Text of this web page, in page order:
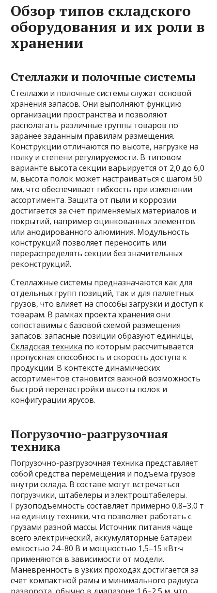
Обзор типов складского
оборудования и их роли в
хранении
Стеллажи и полочные системы
Стеллажи и полочные системы служат основой
хранения запасов. Они выполняют функцию
организации пространства и позволяют
располагать различные группы товаров по
заранее заданным правилам размещения.
Конструкции отличаются по высоте, нагрузке на
полку и степени регулируемости. В типовом
варианте высота секции варьируется от 2,0 до 6,0
м, высота полок может настраиваться с шагом 50
мм, что обеспечивает гибкость при изменении
ассортимента. Защита от пыли и коррозии
достигается за счет применяемых материалов и
покрытий, например оцинкованных элементов
или анодированного алюминия. Модульность
конструкций позволяет переносить или
перераспределять секции без значительных
реконструкций.
Стеллажные системы предназначаются как для
отдельных групп позиций, так и для паллетных
грузов, что влияет на способы загрузки и доступ к
товарам. В рамках проекта хранения они
сопоставимы с базовой схемой размещения
запасов: запасные позиции образуют единицы,
Складская техника по которым рассчитывается
пропускная способность и скорость доступа к
продукции. В контексте динамических
ассортиментов становится важной возможность
быстрой перенастройки высоты полок и
конфигурации ярусов.
Погрузочно-разгрузочная
техника
Погрузочно-разгрузочная техника представляет
собой средства перемещения и подъема грузов
внутри склада. В составе могут встречаться
погрузчики, штабелеры и электроштабелеры.
Грузоподъемность составляет примерно 0,8–3,0 т
на единицу техники, что позволяет работать с
грузами разной массы. Источник питания чаще
всего электрический, аккумуляторные батареи
емкостью 24–80 В и мощностью 1,5–15 кВт·ч
применяются в зависимости от модели.
Маневренность в узких проходах достигается за
счет компактной рамы и минимального радиуса
разворота, обычно в диапазоне 1,6–2,5 м, что